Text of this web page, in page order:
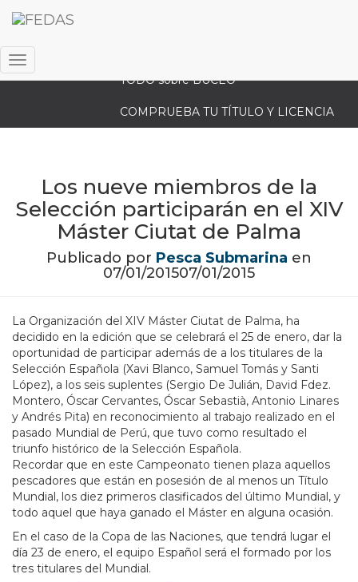
TODO sobre BUCEO
COMPRUEBA TU TÍTULO Y LICENCIA
Cambiar
Los nueve miembros de la
Selección participarán en el XIV
Máster Ciutat de Palma
Publicado por Pesca Submarina en
07/01/201507/01/2015
La Organización del XIV Máster Ciutat de Palma, ha
decidido en la edición que se celebrará el 25 de enero, dar la
oportunidad de participar además de a los titulares de la
Selección Española (Xavi Blanco, Samuel Tomás y Santi
López), a los seis suplentes (Sergio De Julián, David Fdez.
Montero, Óscar Cervantes, Óscar Sebastià, Antonio Linares
y Andrés Pita) en reconocimiento al trabajo realizado en el
pasado Mundial de Perú, que tuvo como resultado el
triunfo histórico de la Selección Española.
Recordar que en este Campeonato tienen plaza aquellos
pescadores que están en posesión de al menos un Título
Mundial, los diez primeros clasificados del último Mundial, y
todo aquel que haya ganado el Máster en alguna ocasión.
En el caso de la Copa de las Naciones, que tendrá lugar el
día 23 de enero, el equipo Español será el formado por los
tres titulares del Mundial.